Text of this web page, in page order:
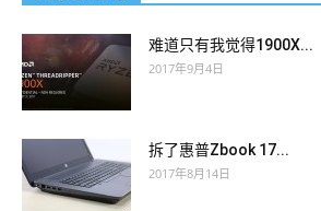
难道只有我觉得1900X...
2017年9月4日
拆了惠普Zbook 17...
2017年8月14日